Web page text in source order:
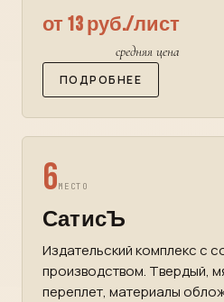
от 13 руб./лист
средняя цена
ПОДРОБНЕЕ
6МЕСТО
СатисЪ
Издательский комплекс с
производством. Твердый,
переплет, материалы